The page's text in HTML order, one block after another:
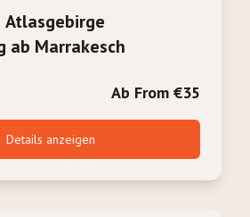
ab Marrakesch
Ab From €35
Details anzeigen